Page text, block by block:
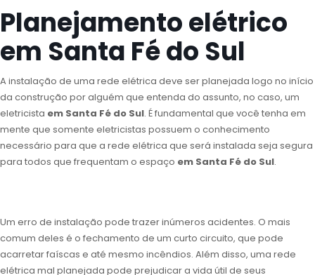
Planejamento elétrico
em Santa Fé do Sul
A instalação de uma rede elétrica deve ser planejada logo no início
da construção por alguém que entenda do assunto, no caso, um
eletricista em Santa Fé do Sul. É fundamental que você tenha em
mente que somente eletricistas possuem o conhecimento
necessário para que a rede elétrica que será instalada seja segura
para todos que frequentam o espaço em Santa Fé do Sul.
Um erro de instalação pode trazer inúmeros acidentes. O mais
comum deles é o fechamento de um curto circuito, que pode
acarretar faíscas e até mesmo incêndios. Além disso, uma rede
elétrica mal planejada pode prejudicar a vida útil de seus